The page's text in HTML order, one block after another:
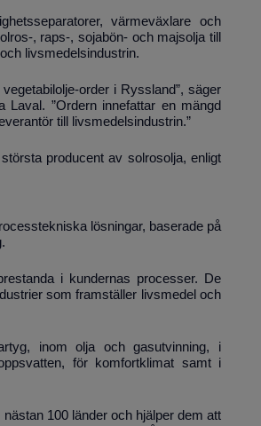
värmeväxlare och
, raps-, sojabön- och majsolja till
livsmedelsindustrin.
order i Ryssland”, säger
”Ordern innefattar en mängd
till livsmedelsindustrin.”
producent av solrosolja, enligt
lösningar, baserade på
i kundernas processer. De
som framställer livsmedel och
inom olja och gasutvinning, i
för komfortklimat samt i
100 länder och hjälper dem att